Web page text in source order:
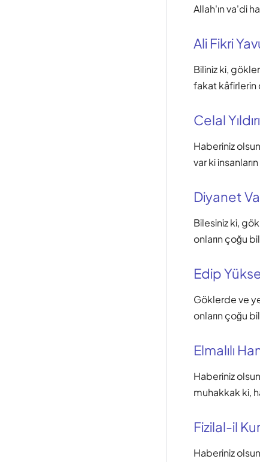
Allah'ın va'di
Ali Fikri
Biliniz ki,
fakat kâfirlerin
Celal
Haberiniz
var ki
Diyanet
Bilesiniz ki,
onların çoğu
Edip
Göklerde ve
onların çoğu
Elmalılı
Haberiniz
muhakkak ki,
Fizilal-il
Haberiniz